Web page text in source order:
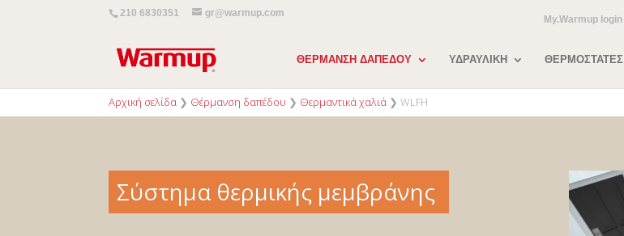
210 6830351 gr@warmup.com
My.Warmup login
ΘEΡΜΑΝΣΗ ΔΑΠEΔΟΥ ΥΔΡΑΥΛΙKH ΘΕΡΜΟΣΤΑΤΕΣ
Αρχική σελίδα ❯ Θέρμανση δαπέδου ❯ Θερμαντικά χαλιά ❯WLFH
Σύστημα θερμικής μεμβράνης